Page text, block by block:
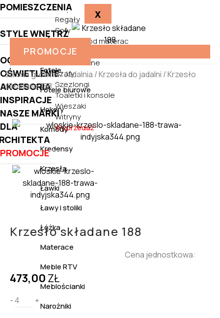
Pufy
Regały
Sofy
Stelaże pod materac
Stoły
Szafki nocne
Szafy
Szezlongi
Toaletki i konsole
Wieszaki
Witryny
Wyprzedaż
Biurka
Fotele
Fotele biurowe
Hokery
Komody
Kredensy
Krzesła
Ławki
Ławy i stoliki
Łóżka
Materace
Meble RTV
Meblościanki
Narożniki
POMIESZCZENIA
STYLE WNĘTRZ
OGRÓD
OŚWIETLENIE
AKCESORIA
INSPIRACJE
NASZE MARKI
DLA
PROMOCJE
X
PROMOCJE
Strona główna/Jadalnia /Krzesła do jadalni / Krzesło
składane 188
Krzesło składane 188
Cena jednostkowa:
473,00 ZŁ
- +